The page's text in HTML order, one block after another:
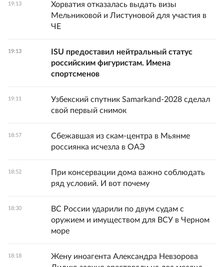
19:13
Хорватия отказалась выдать визы
Мельниковой и Листуновой для участия в
ЧЕ
19:13
ISU предоставил нейтральный статус
российским фигуристам. Имена
спортсменов
19:11
Узбекский спутник Samarkand-2028 сделал
свой первый снимок
18:57
Сбежавшая из скам-центра в Мьянме
россиянка исчезла в ОАЭ
18:52
При консервации дома важно соблюдать
ряд условий. И вот почему
18:30
ВС России ударили по двум судам с
оружием и имуществом для ВСУ в Черном
море
18:18
Жену иноагента Александра Невзорова